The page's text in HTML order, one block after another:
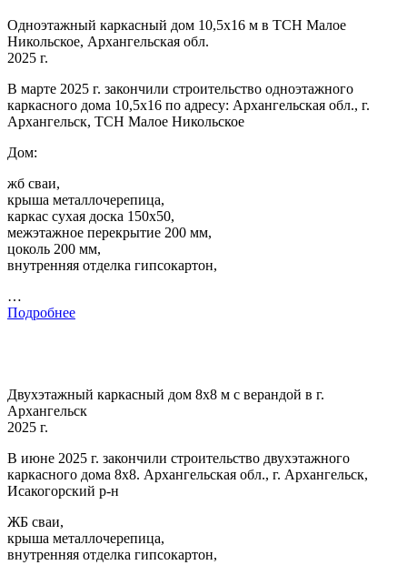
Одноэтажный каркасный дом 10,5х16 м в ТСН Малое
Никольское, Архангельская обл.
2025 г.
В марте 2025 г. закончили строительство одноэтажного
каркасного дома 10,5х16 по адресу: Архангельская обл., г.
Архангельск, ТСН Малое Никольское
Дом:
жб сваи,
крыша металлочерепица,
каркас сухая доска 150х50,
межэтажное перекрытие 200 мм,
цоколь 200 мм,
внутренняя отделка гипсокартон,
…
Подробнее
Двухэтажный каркасный дом 8х8 м с верандой в г.
Архангельск
2025 г.
В июне 2025 г. закончили строительство двухэтажного
каркасного дома 8х8. Архангельская обл., г. Архангельск,
Исакогорский р-н
ЖБ сваи,
крыша металлочерепица,
внутренняя отделка гипсокартон,